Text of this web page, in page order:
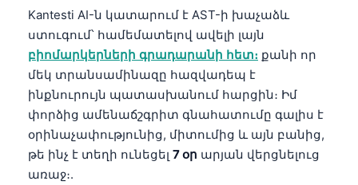
Kantesti AI-ն կատարում է AST-ի խաչաձև
ստուգում՝ համեմատելով ավելի լայն
բիոմարկերների գրադարանի հետ։ քանի որ
մեկ տրանսամինազը հազվադեպ է
ինքնուրույն պատասխանում հարցին։ Իմ
փորձից ամենաճշգրիտ գնահատումը գալիս է
օրինաչափությունից, միտումից և այն բանից,
թե ինչ է տեղի ունեցել 7 օր արյան վերցնելուց
առաջ։.